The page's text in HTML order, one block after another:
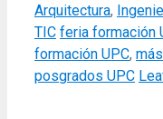
Categories
Arquitectura,
TIC Tags
feria formación
formación UPC,
posgrados UPC